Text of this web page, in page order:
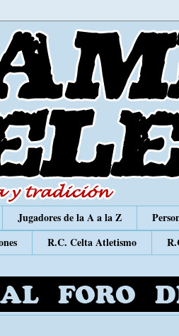
Jugadores de la A a la Z
R.C. Celta Atletismo